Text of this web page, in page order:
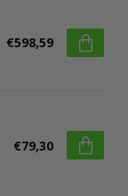
€598,59
€79,30